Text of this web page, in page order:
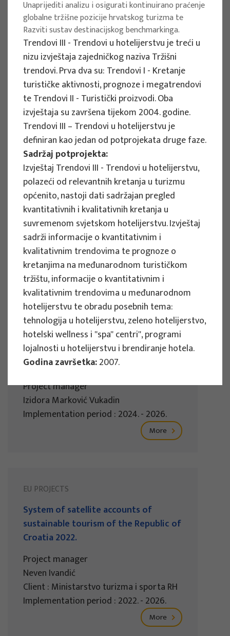
based transformative travel to
enhance visitor economy
Project manager
Renata Tomljenović
Implementation period : 2025. - 2028.
More
EU PROJECTS
REWARD - Retaining and attracting
knowledge workers and skills for
regional development
Project manager
Renata Tomljenović
Implementation period : 2024. - 2027.
More
EU PROJECTS
Governing sustainable tourism in
territories with high environmental
value - NaTour4CChange
Project manager
Izidora Marković Vukadin
Implementation period : 2024. - 2026.
More
EU PROJECTS
System of satellite accounts of
sustainable tourism of the Republic of
Croatia 2022.
Project manager
Neven Ivandić
Client : Ministarstvo turizma i sporta RH
Implementation period : 2022. - 2026.
More
Unaprijediti analizu i osigurati kontinuirano praćenje
globalne tržišne pozicije hrvatskog turizma te
Razviti sustav destinacijskog benchmarkinga.
Trendovi III - Trendovi u hotelijerstvu je treći u
nizu izvještaja zajedničkog naziva Tržišni
trendovi. Prva dva su: Trendovi I - Kretanje
turističke aktivnosti, prognoze i megatrendovi
te Trendovi II - Turistički proizvodi. Oba
izvještaja su završena tijekom 2004. godine.
Trendovi III – Trendovi u hotelijerstvu je
definiran kao jedan od potprojekata druge faze.
Sadržaj potprojekta:
Izvještaj Trendovi III - Trendovi u hotelijerstvu,
polazeći od relevantnih kretanja u turizmu
općenito, nastoji dati sadržajan pregled
kvantitativnih i kvalitativnih kretanja u
suvremenom svjetskom hotelijerstvu. Izvještaj
sadrži informacije o kvantitativnim i
kvalitativnim trendovima te prognoze o
kretanjima na međunarodnom turističkom
tržištu, informacije o kvantitativnim i
kvalitativnim trendovima u međunarodnom
hotelijerstvu te obradu posebnih tema:
tehnologija u hotelijerstvu, zeleno hotelijerstvo,
hotelski wellness i ''spa'' centri'', programi
lojalnosti u hotelijerstvu i brendiranje hotela.
Godina završetka:2007.